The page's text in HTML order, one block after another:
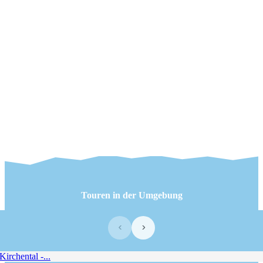
Touren in der Umgebung
‹ ›